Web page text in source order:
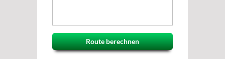
Route berechnen